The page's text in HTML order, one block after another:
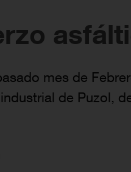
mes de
de Puzol,